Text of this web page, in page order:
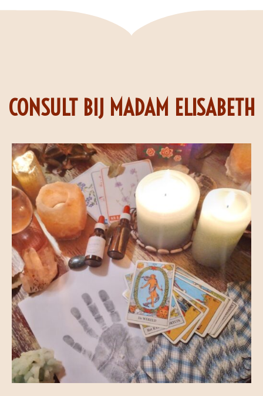
CONSULT BIJ MADAM ELISABETH